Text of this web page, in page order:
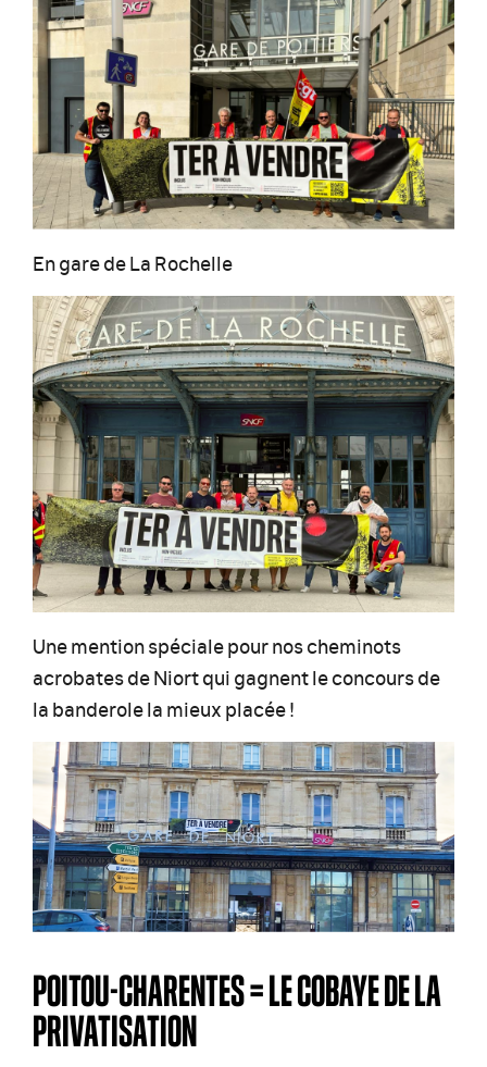
En gare de La Rochelle
Une mention spéciale pour nos cheminots
acrobates de Niort qui gagnent le concours de
la banderole la mieux placée !
POITOU-CHARENTES = LE COBAYE DE LA
PRIVATISATION